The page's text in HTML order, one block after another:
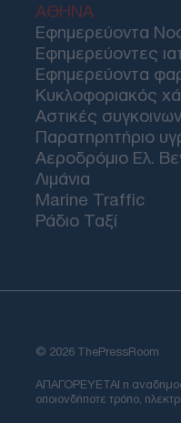
ΑΘΗΝΑ
Εφημερεύοντα
Εφημερεύοντες
Εφημερεύοντα
Κυκλοφοριακός
Αστικές
Παρατηρητήριο
Αεροδρόμιο Ελ.
Λιμάνια
Marine Traffic
Ράδιο Ταξί
© 2026 ThePressRoom
ΑΠΑΓΟΡΕΥΕΤΑΙ η
οποιονδήποτε τρόπο,